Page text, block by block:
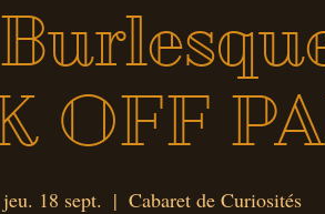
OFF
jeu. 18 sept.
  |
Cabaret de Curiosités